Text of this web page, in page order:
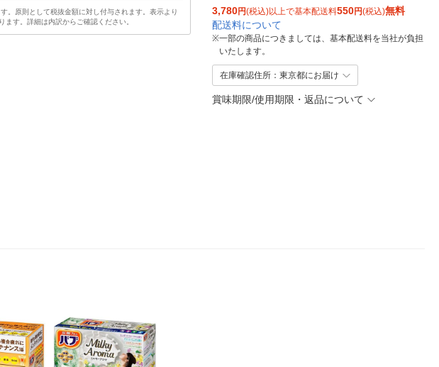
。原則として税抜金額に対し付与されます。表示より
ます。詳細は内訳からご確認ください。
3,780円(税込)以上で基本配送料550円(税込)無料
配送料について
※一部の商品につきましては、基本配送料を当社が負担
いたします。
在庫確認住所：東京都にお届け
賞味期限/使用期限・返品について